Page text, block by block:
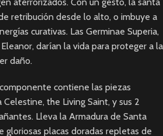
retribución desde lo alto, o imbuye a
curativas. Las Germinae Superia,
darían la vida para proteger a la
daño.
contiene las piezas
the Living Saint, y sus 2
Lleva la Armadura de Santa
gloriosas placas doradas repletas de